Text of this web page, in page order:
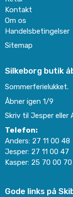
Kontakt
Om os
Handelsbetingelser
Sitemap
Silkeborg butik
Sommerferielukket.
Åbner igen 1/9
Skriv til Jesper
Telefon:
Anders: 27 11 00 48
Jesper: 27 11 00 47
Kasper: 25 70 00 70
Gode links på